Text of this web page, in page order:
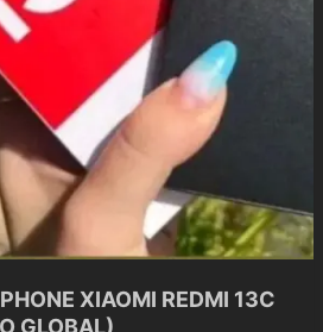
XIAOMI REDMI 13C
GLOBAL)